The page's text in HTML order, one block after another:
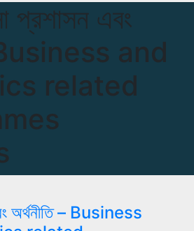
প্রশাসন এবং
Business and
related
অর্থনীতি – Business